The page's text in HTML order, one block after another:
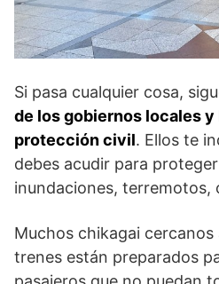
Si pasa cualquier cosa,
de los gobiernos locales y
protección civil. Ellos te
debes acudir para
inundaciones, terremotos,
Muchos chikagai cercanos
trenes están preparados